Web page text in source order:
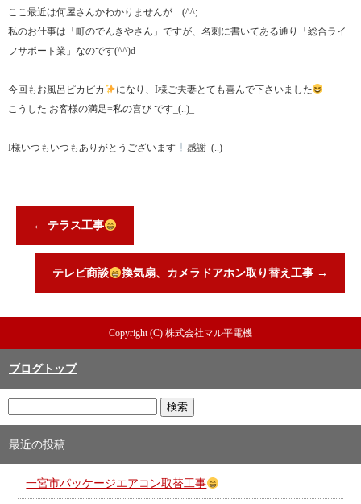
ここ最近は何屋さんかわかりませんが…(^^;
私のお仕事は「町のでんきやさん」ですが、名刺に書いてある通り「総合ライ
フサポート業」なのです(^^)d
今回もお風呂ピカピカ
になり、I様ご夫妻とても喜んで下さいました
こうした お客様の満足=私の喜び です_(..)_
I様いつもいつもありがとうございます 感謝_(..)_
← テラス工事
テレビ商談 換気扇、カメラドアホン取り替え工事 →
Copyright (C) 株式会社マル平電機
ブログトップ
最近の投稿
一宮市パッケージエアコン取替工事